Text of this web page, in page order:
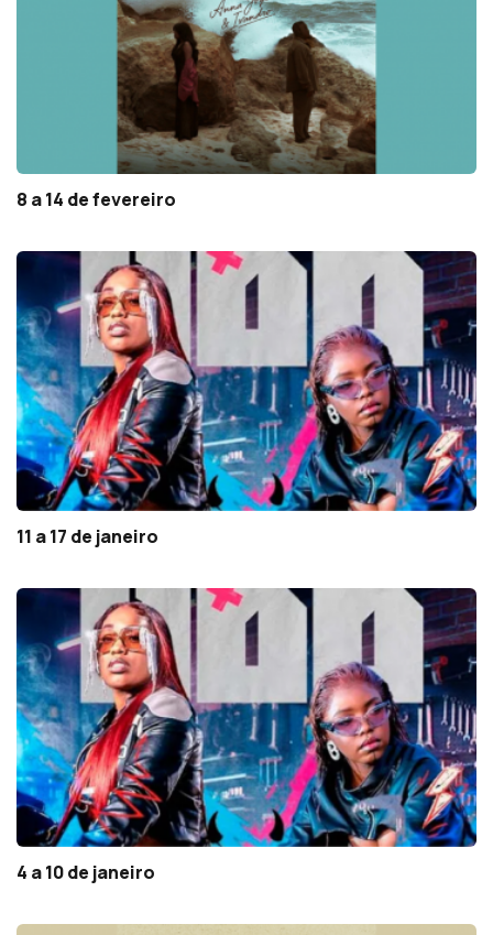
8 a 14 de fevereiro
11 a 17 de janeiro
4 a 10 de janeiro